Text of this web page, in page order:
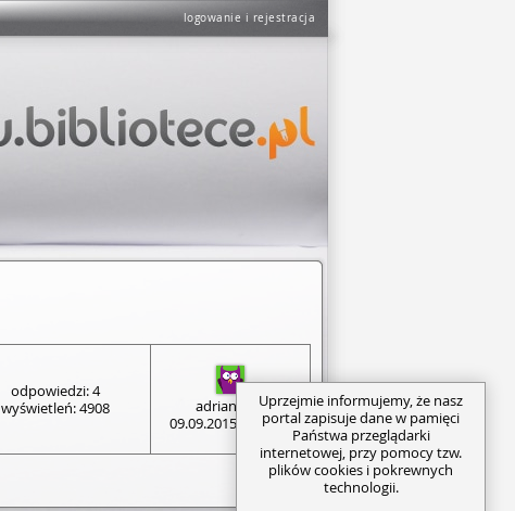
logowanie i rejestracja
odpowiedzi: 4
wyświetleń: 4908
adrian.mol
09.09.2015 14:00:32
Uprzejmie informujemy, że nasz
portal zapisuje dane w pamięci
Państwa przeglądarki
internetowej, przy pomocy tzw.
plików cookies i pokrewnych
technologii.